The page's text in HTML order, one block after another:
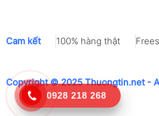
Cam kết 100% hàng thật
Copyright © 2025 Thuongtin.net -
0928 218 268